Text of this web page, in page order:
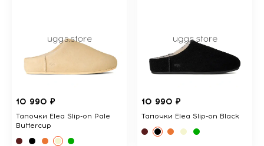
10 990 ₽
Тапочки Elea Slip-on Pale
Buttercup
10 990 ₽
Тапочки Elea Slip-on Black